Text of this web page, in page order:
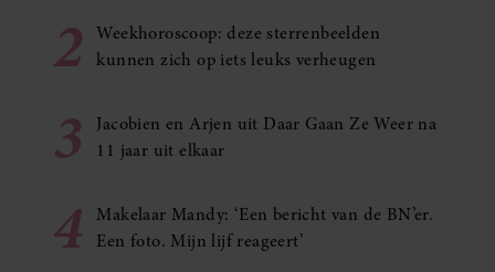
2
Weekhoroscoop: deze sterrenbeelden
kunnen zich op iets leuks verheugen
3
Jacobien en Arjen uit Daar Gaan Ze Weer na
11 jaar uit elkaar
4
Makelaar Mandy: ‘Een bericht van de BN’er.
Een foto. Mijn lijf reageert’